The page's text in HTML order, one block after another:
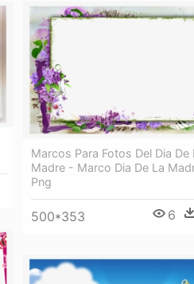
Marcos Para Fotos Del Dia De
Madre - Marco Dia De La
Png
500*353 6